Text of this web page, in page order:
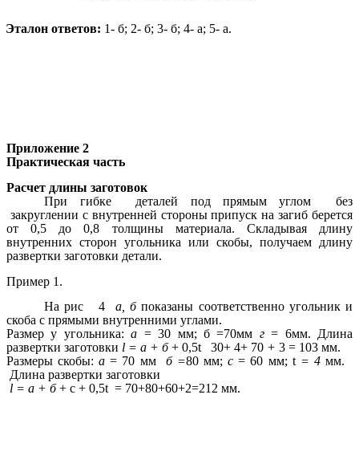
Эталон ответов: 1- б; 2- б; 3- б; 4- а; 5- а.
Приложение 2
Практическая часть
Расчет длины заготовок
При гибке деталей под прямым углом без
закруглении с внутренней стороны припуск на загиб берется
от 0,5 до 0,8 толщины материала. Складывая длину
внутренних сторон угольника или скобы, получаем длину
развертки заготовки детали.
Пример 1.
На рис 4 а, бпоказаны соответственно угольник и
скоба с прямыми внутренними углами.
Размер у угольника:а = 30 мм; б =70мм г= 6мм. Длина
развертки заготовки l = а + б+ 0,5t 30+ 4+ 70 + 3 = 103 мм.
Размеры скобы:а= 70 мм б =80 мм;с= 60 мм; t= 4 мм.
Длина развертки заготовки
l = а + б+ с + 0,5t = 70+80+60+2=212 мм.